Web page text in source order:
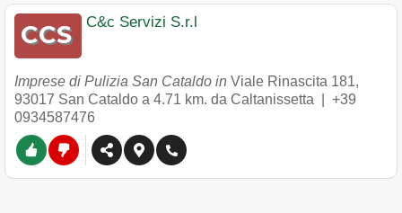
C&c Servizi S.r.l
Imprese di Pulizia San Cataldo in Viale Rinascita 181,
93017 San Cataldo a 4.71 km. da Caltanissetta | +39
0934587476